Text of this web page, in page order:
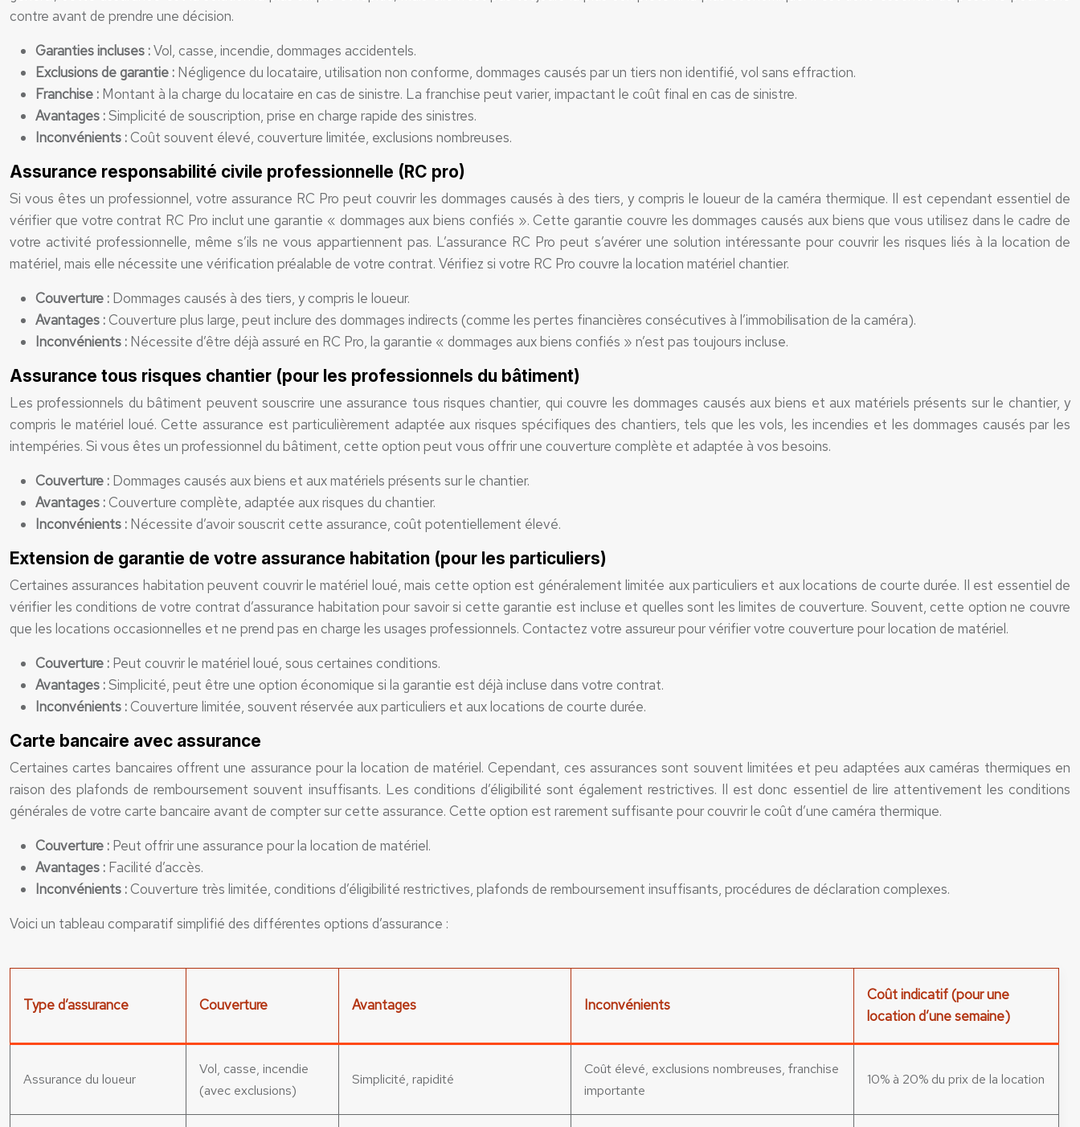
contre avant de prendre une décision.
Garanties incluses :Vol, casse, incendie, dommages accidentels.
Exclusions de garantie : Négligence du locataire, utilisation non conforme, dommages causés par un tiers non identifié, vol sans effraction.
Franchise : Montant à la charge du locataire en cas de sinistre. La franchise peut varier, impactant le coût final en cas de sinistre.
Avantages :Simplicité de souscription, prise en charge rapide des sinistres.
Inconvénients :Coût souvent élevé, couverture limitée, exclusions nombreuses.
Assurance responsabilité civile professionnelle (RC pro)
Si vous êtes un professionnel, votre assurance RC Pro peut couvrir les dommages causés à des tiers, y compris le loueur de la caméra thermique. Il est cependant essentiel de
vérifier que votre contrat RC Pro inclut une garantie « dommages aux biens confiés ». Cette garantie couvre les dommages causés aux biens que vous utilisez dans le cadre de
votre activité professionnelle, même s’ils ne vous appartiennent pas. L’assurance RC Pro peut s’avérer une solution intéressante pour couvrir les risques liés à la location de
matériel, mais elle nécessite une vérification préalable de votre contrat. Vérifiez si votre RC Pro couvre la location matériel chantier.
Couverture : Dommages causés à des tiers, y compris le loueur.
Avantages :Couverture plus large, peut inclure des dommages indirects (comme les pertes financières consécutives à l’immobilisation de la caméra).
Inconvénients : Nécessite d’être déjà assuré en RC Pro, la garantie « dommages aux biens confiés » n’est pas toujours incluse.
Assurance tous risques chantier (pour les professionnels du bâtiment)
Les professionnels du bâtiment peuvent souscrire une assurance tous risques chantier, qui couvre les dommages causés aux biens et aux matériels présents sur le chantier, y
compris le matériel loué. Cette assurance est particulièrement adaptée aux risques spécifiques des chantiers, tels que les vols, les incendies et les dommages causés par les
intempéries. Si vous êtes un professionnel du bâtiment, cette option peut vous offrir une couverture complète et adaptée à vos besoins.
Couverture : Dommages causés aux biens et aux matériels présents sur le chantier.
Avantages :Couverture complète, adaptée aux risques du chantier.
Inconvénients : Nécessite d’avoir souscrit cette assurance, coût potentiellement élevé.
Extension de garantie de votre assurance habitation (pour les particuliers)
Certaines assurances habitation peuvent couvrir le matériel loué, mais cette option est généralement limitée aux particuliers et aux locations de courte durée. Il est essentiel de
vérifier les conditions de votre contrat d’assurance habitation pour savoir si cette garantie est incluse et quelles sont les limites de couverture. Souvent, cette option ne couvre
que les locations occasionnelles et ne prend pas en charge les usages professionnels. Contactez votre assureur pour vérifier votre couverture pour location de matériel.
Couverture : Peut couvrir le matériel loué, sous certaines conditions.
Avantages :Simplicité, peut être une option économique si la garantie est déjà incluse dans votre contrat.
Inconvénients :Couverture limitée, souvent réservée aux particuliers et aux locations de courte durée.
Carte bancaire avec assurance
Certaines cartes bancaires offrent une assurance pour la location de matériel. Cependant, ces assurances sont souvent limitées et peu adaptées aux caméras thermiques en
raison des plafonds de remboursement souvent insuffisants. Les conditions d’éligibilité sont également restrictives. Il est donc essentiel de lire attentivement les conditions
générales de votre carte bancaire avant de compter sur cette assurance. Cette option est rarement suffisante pour couvrir le coût d’une caméra thermique.
Couverture : Peut offrir une assurance pour la location de matériel.
Avantages : Facilité d’accès.
Inconvénients :Couverture très limitée, conditions d’éligibilité restrictives, plafonds de remboursement insuffisants, procédures de déclaration complexes.
Voici un tableau comparatif simplifié des différentes options d’assurance :
Type d’assurance Couverture Avantages Inconvénients
Coût indicatif (pour une
location d’une semaine)
Assurance du loueur
Vol, casse, incendie
(avec exclusions)
Simplicité, rapidité
Coût élevé, exclusions nombreuses, franchise
importante
10% à 20% du prix de la location